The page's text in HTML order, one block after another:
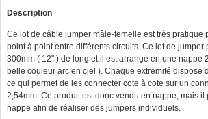
Description
Ce lot de câble jumper mâle-femelle est très pratique
point à point entre différents circuits. Ce lot de jumper
300mm ( 12" ) de long et il est arrangé en une nappe
belle couleur arc en ciel ). Chaque extremité dispose
ce qui permet de les connecter cote à cote sur un
2,54mm. Ce produit est donc vendu en nappe, mais
nappe afin de réaliser des jumpers individuels.